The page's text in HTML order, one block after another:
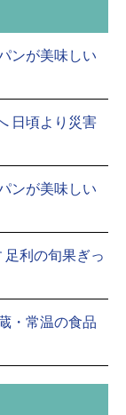
ンが美味しい
日頃より災害
ンが美味しい
利の旬果ぎっ
・常温の食品